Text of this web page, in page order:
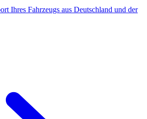
Ihres Fahrzeugs aus Deutschland und der